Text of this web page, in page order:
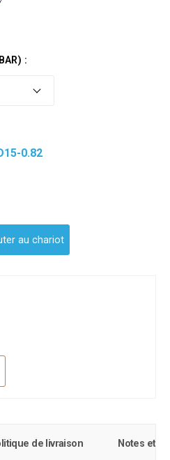
:
0.82
au chariot
de livraison Notes et